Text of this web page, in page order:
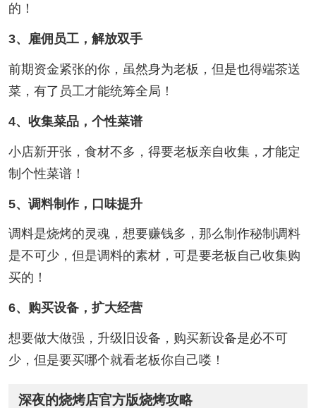
的！
3、雇佣员工，解放双手
前期资金紧张的你，虽然身为老板，但是也得端茶送
菜，有了员工才能统筹全局！
4、收集菜品，个性菜谱
小店新开张，食材不多，得要老板亲自收集，才能定
制个性菜谱！
5、调料制作，口味提升
调料是烧烤的灵魂，想要赚钱多，那么制作秘制调料
是不可少，但是调料的素材，可是要老板自己收集购
买的！
6、购买设备，扩大经营
想要做大做强，升级旧设备，购买新设备是必不可
少，但是要买哪个就看老板你自己喽！
深夜的烧烤店官方版烧烤攻略